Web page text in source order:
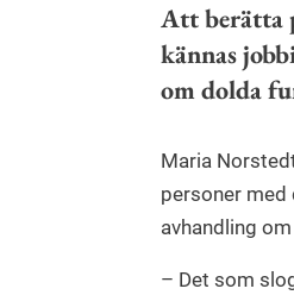
Att berätta
kännas
om dolda
Maria
personer med
avhandling
– Det som